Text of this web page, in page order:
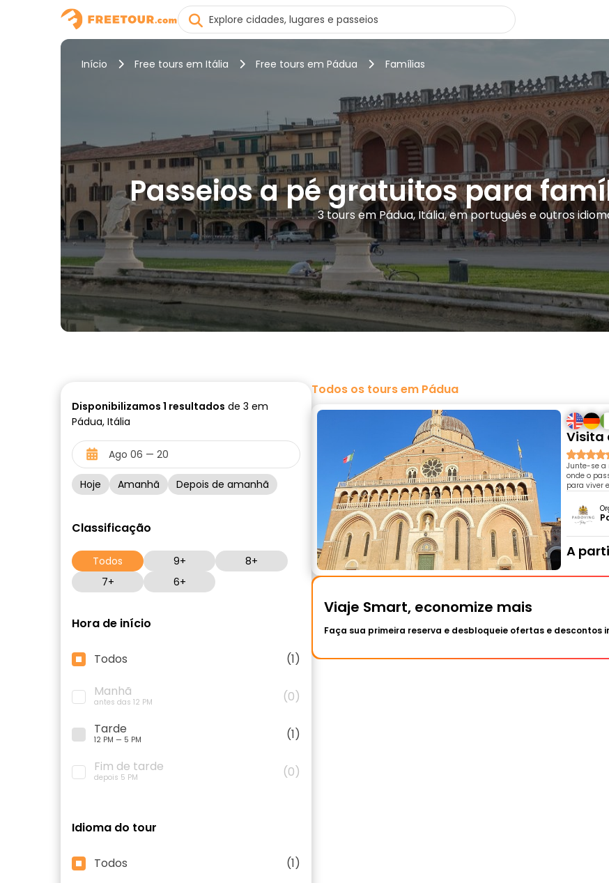
Início Free tours em Itália Free tours em Pádua Famílias
Passeios a pé gratuitos para
3 tours em Pádua, Itália, em português e outros
Disponibilizamos 1 resultados de 3 em
Pádua, Itália
Hoje Amanhã Depois de amanhã
Classificação
Todos 9+
8+
7+
6+
Hora de início
Todos
(1)
Manhã
antes das 12 PM
(0)
Tarde
12 PM — 5 PM
(1)
Fim de tarde
depois 5 PM (0)
Idioma do tour
Todos (1)
Todos os tours em Pádua
Visita
Junte-se a
onde o
para viver
A
Viaje Smart, economize mais
Faça sua primeira reserva e desbloqueie ofertas e descontos